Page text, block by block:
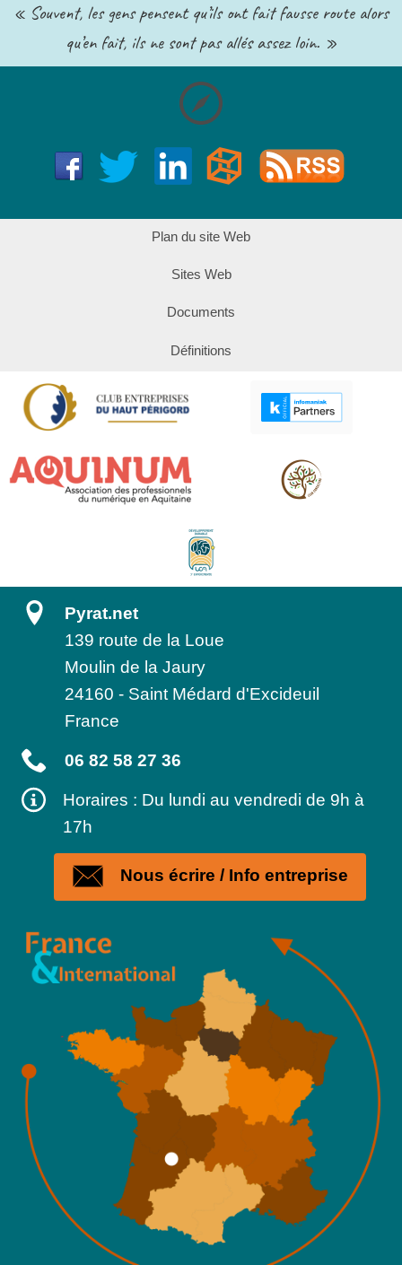
« Souvent, les gens pensent qu’ils ont fait fausse route alors
qu’en fait, ils ne sont pas allés assez loin. »
Plan du site Web
Sites Web
Documents
Définitions
Pyrat.net
139 route de la Loue
Moulin de la Jaury
24160 - Saint Médard d'Excideuil
France
06 82 58 27 36
Horaires : Du lundi au vendredi de 9h à
17h
Nous écrire / Info entreprise